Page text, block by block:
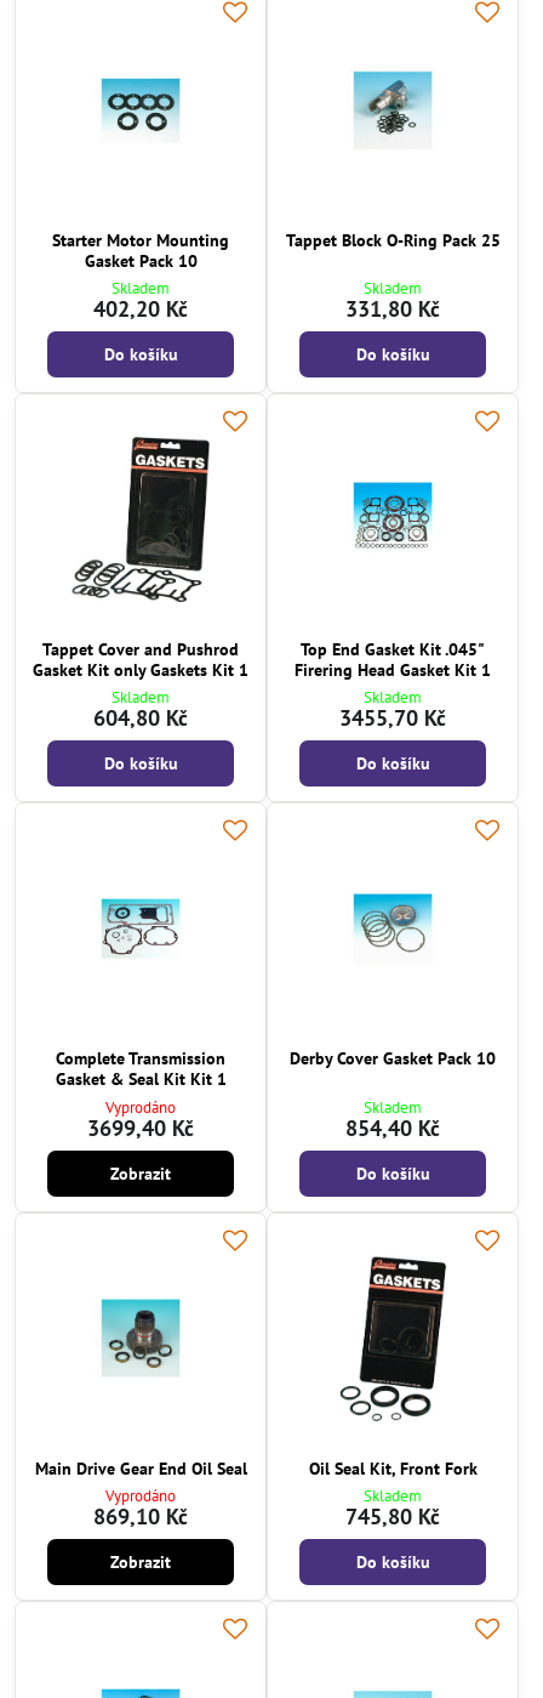
Starter Motor Mounting
Gasket Pack 10
Skladem
402,20 Kč
Do košíku
Tappet Block O-Ring Pack 25
Skladem
331,80 Kč
Do košíku
Tappet Cover and Pushrod
Gasket Kit only Gaskets Kit 1
Skladem
604,80 Kč
Do košíku
Top End Gasket Kit .045"
Firering Head Gasket Kit 1
Skladem
3455,70 Kč
Do košíku
Complete Transmission
Gasket & Seal Kit Kit 1
Vyprodáno
3699,40 Kč
Zobrazit
Derby Cover Gasket Pack 10
Skladem
854,40 Kč
Do košíku
Main Drive Gear End Oil Seal
Vyprodáno
869,10 Kč
Zobrazit
Oil Seal Kit, Front Fork
Skladem
745,80 Kč
Do košíku